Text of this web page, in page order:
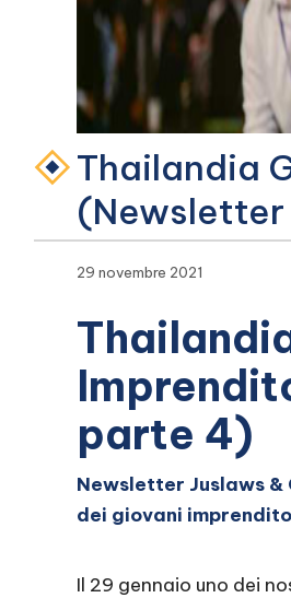
Thailandia
(Newsletter
29 novembre 2021
parte 4)
Newsletter Juslaws &
dei giovani
Il 29 gennaio uno dei